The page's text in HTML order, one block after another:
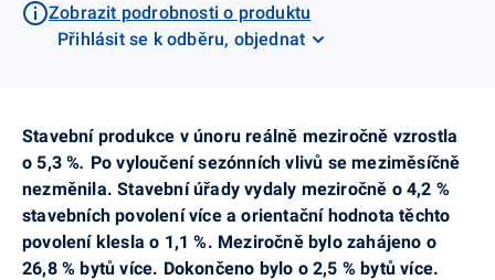
Zobrazit podrobnosti o produktu
Přihlásit se k odběru, objednat
Stavební produkce v únoru reálně meziročně vzrostla
o 5,3 %. Po vyloučení sezónních vlivů se meziměsíčně
nezměnila. Stavební úřady vydaly meziročně o 4,2 %
stavebních povolení více a orientační hodnota těchto
povolení klesla o 1,1 %. Meziročně bylo zahájeno o
26,8 % bytů více. Dokončeno bylo o 2,5 % bytů více.